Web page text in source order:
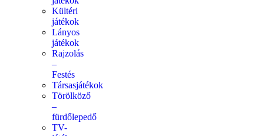
Kültéri
játékok
Lányos
játékok
Rajzolás
–
Festés
Társasjátékok
Törölköző
–
fürdőlepedő
TV-